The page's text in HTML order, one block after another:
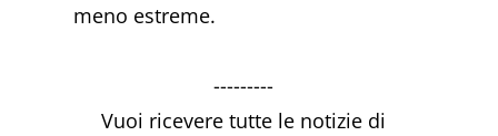
meno estreme.
---------
Vuoi ricevere tutte le notizie di